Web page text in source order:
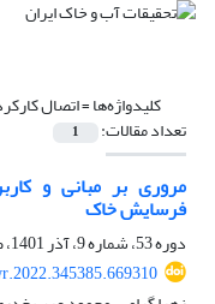
کلیدواژه‌ها =اتصال
تعداد مقالات: 1
مروری بر مبانی و
فرسایش خاک
دوره 53، شماره 9، آذر 1401، صفحه